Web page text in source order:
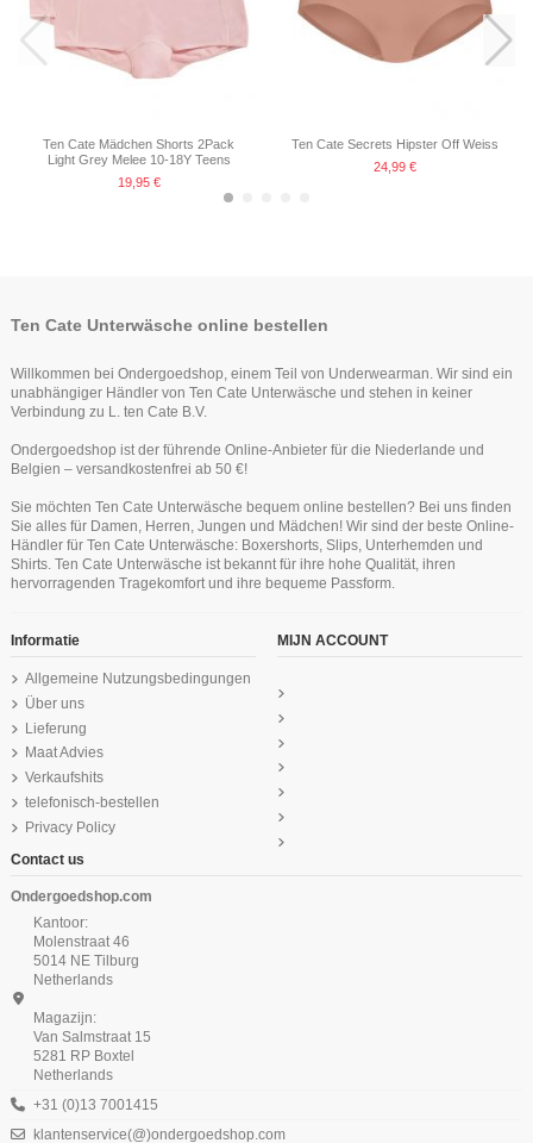
Ten Cate Mädchen Hipster Slip
2Pack Weiss 10-18Y Teens
Ten Cate Mädchen Hipster Slip
Ten Cate Mädchen Shorts 2Pack
Light Grey Melee 10-18Y Teens
19,95 €
Ten Cate Secrets Hipster Off Weiss
24,99 €
Ten Cate Mädchen Short Ribbon Red
2-10Y
5,97 € 9,95 €
Ten Cate Mädchen Pyjama Circles
Weiss 3-10Y
22,72 €
34,95 €
Ten Cate Secrets String Rood
19,99 €
Ten Cate Basics women high waist 2
pack black
24,99 €
Ten Cate Jungen Tragertop Medieval
Blue 10-18Y Teens
14,95 €
Ten Cate Mädchen Soft Top
Schwartz 10-18Y Teens
13,95 €
Ten Cate Mädchen Spaghetti
Tragertop Schwartz 10-18Y Teens
14,95 €
Ten Cate Jungen Tragertop Medieval
Blue 10-18Y Teens
14,95 €
Ten Cate Unterwäsche online bestellen
Willkommen bei Ondergoedshop, einem Teil von Underwearman. Wir sind ein
unabhängiger Händler von Ten Cate Unterwäsche und stehen in keiner
Verbindung zu L. ten Cate B.V.
Ondergoedshop ist der führende Online-Anbieter für die Niederlande und
Belgien – versandkostenfrei ab 50 €!
Sie möchten Ten Cate Unterwäsche bequem online bestellen? Bei uns finden
Sie alles für Damen, Herren, Jungen und Mädchen! Wir sind der beste Online-
Händler für Ten Cate Unterwäsche: Boxershorts, Slips, Unterhemden und
Shirts. Ten Cate Unterwäsche ist bekannt für ihre hohe Qualität, ihren
hervorragenden Tragekomfort und ihre bequeme Passform.
Informatie
Allgemeine Nutzungsbedingungen
Über uns
Lieferung
Maat Advies
Verkaufshits
telefonisch-bestellen
Privacy Policy
MIJN ACCOUNT
Contact us
Ondergoedshop.com
Kantoor:
Molenstraat 46
5014 NE Tilburg
Netherlands
Magazijn:
Van Salmstraat 15
5281 RP Boxtel
Netherlands
+31 (0)13 7001415
klantenservice(@)ondergoedshop.com